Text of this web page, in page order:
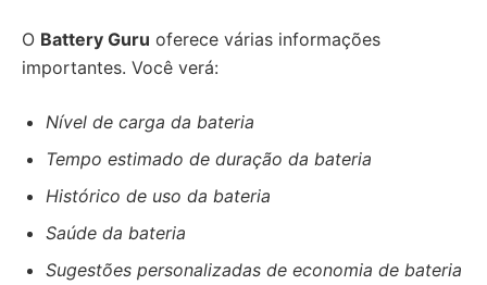
O Battery Guru oferece várias informações
importantes. Você verá:
Nível de carga da bateria
Tempo estimado de duração da bateria
Histórico de uso da bateria
Saúde da bateria
Sugestões personalizadas de economia de bateria